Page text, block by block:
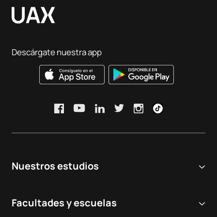
Nuestros estudios
Grados Universitarios
Facultades y escuelas
Descárgate nuestra app